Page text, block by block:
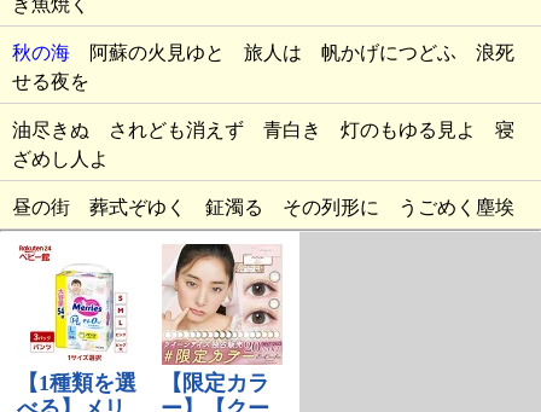
き魚焼く
秋の海 阿蘇の火見ゆと 旅人は 帆かげにつどふ 浪死
せる夜を
油尽きぬ されども消えず 青白き 灯のもゆる見よ 寝
ざめし人よ
昼の街 葬式ぞゆく 鉦濁る その列形に うごめく塵埃